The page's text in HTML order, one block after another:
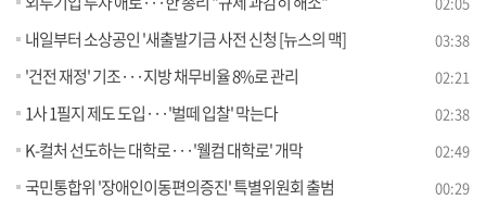
내일부터 소상공인 '새출발기금 사전 신청 [뉴스의 맥] 03:38
'건전 재정' 기조···지방 채무비율 8%로 관리 02:21
1사 1필지 제도 도입···'벌떼 입찰' 막는다 02:38
K-컬처 선도하는 대학로···'웰컴 대학로' 개막 02:49
국민통합위 '장애인이동편의증진' 특별위원회 출범 00:29